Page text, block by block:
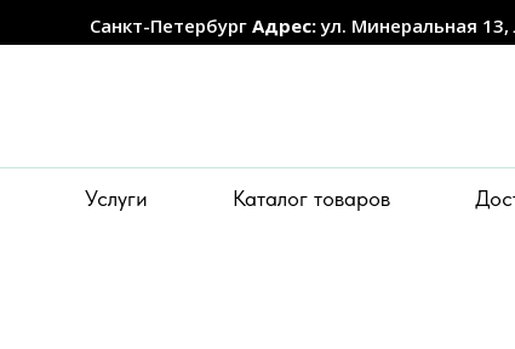
Санкт-Петербург Адрес:ул. Минеральная 13,
Услуги Каталог товаров